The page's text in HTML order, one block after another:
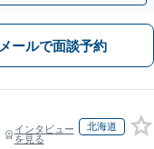
メールで面談予約
インタビュー
を見る
北海道